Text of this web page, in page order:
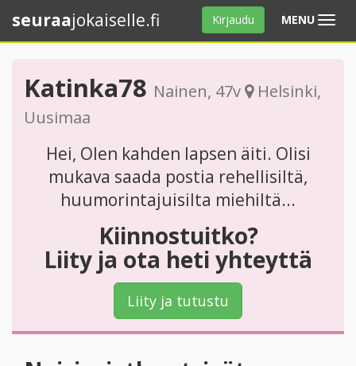
MENU Avaa
valikko
seuraajokaiselle.fi Kirjaudu
Katinka78 Nainen, 47v Helsinki,
Uusimaa
Hei, Olen kahden lapsen äiti. Olisi
mukava saada postia rehellisiltä,
huumorintajuisilta miehiltä...
Kiinnostuitko?
Liity ja ota heti yhteyttä
Liity ja tutustu